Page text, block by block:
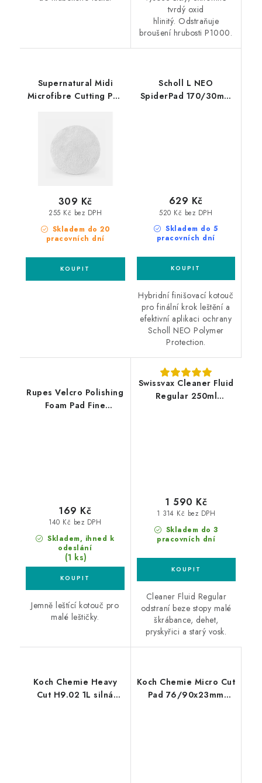
tvrdý oxid
hlinitý. Odstraňuje
broušení hrubosti P1000.
Supernatural Midi
Microfibre Cutting Pad
Skladem do 20
pracovních dní
255 Kč bez DPH
309 Kč
Scholl L NEO
SpiderPad 170/30mm
Skladem do 5
pracovních dní
520 Kč bez DPH
629 Kč
Hybridní finišovací kotouč
pro finální krok leštění a
efektivní aplikaci ochrany
Scholl NEO Polymer
Protection.
Rupes Velcro Polishing
Foam Pad Fine
Skladem, ihned k
odeslání
(1 ks)
140 Kč bez DPH
169 Kč
Jemně leštící kotouč pro
malé leštičky.
Swissvax Cleaner Fluid
Regular 250ml
Skladem do 3
pracovních dní
1 314 Kč bez DPH
1 590 Kč
Cleaner Fluid Regular
odstraní beze stopy malé
škrábance, dehet,
pryskyřici a starý vosk.
Koch Chemie Heavy
Cut H9.02 1L silná
Koch Chemie Micro Cut
Pad 76/90x23mm